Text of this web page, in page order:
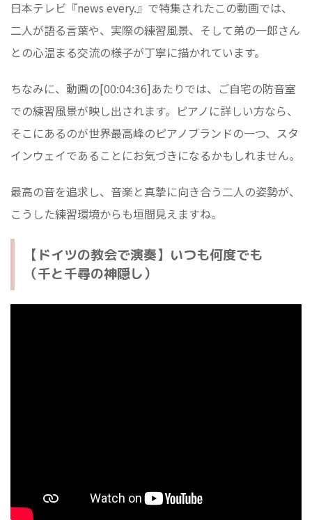
日本テレビ『news every.』で特集されたこの動画では、
二人が語る言葉や、実際の練習風景、そして弟の一郎さん
との心温まる交流の様子が丁寧に描かれています。
ちなみに、動画の[00:04:36]あたりでは、ご自宅の防音室
での練習風景が映し出されます。ピアノに詳しい方なら、
そこにあるのが世界最高峰のピアノブランドの一つ、スタ
インウェイであることにお気づきになるかもしれません。
最高の音を追求し、音楽と真摯に向き合う二人の姿勢が、
こうした練習環境からも垣間見えますね。
【ドイツの教会で演奏】いつも何度でも
（千と千尋の神隠し）